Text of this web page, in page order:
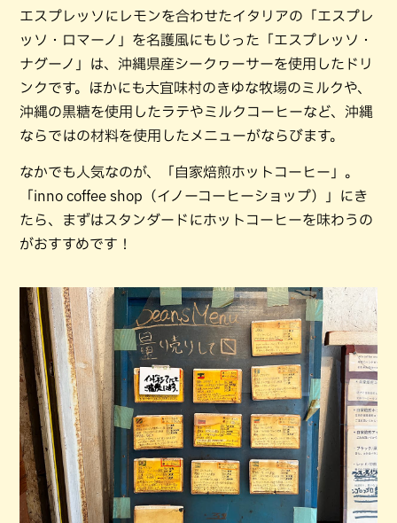
エスプレッソにレモンを合わせたイタリアの「エスプレ
ッソ・ロマーノ」を名護風にもじった「エスプレッソ・
ナグーノ」は、沖縄県産シークヮーサーを使用したドリ
ンクです。ほかにも大宜味村のきゆな牧場のミルクや、
沖縄の黒糖を使用したラテやミルクコーヒーなど、沖縄
ならではの材料を使用したメニューがならびます。
なかでも人気なのが、「自家焙煎ホットコーヒー」。
「inno coffee shop（イノーコーヒーショップ）」にき
たら、まずはスタンダードにホットコーヒーを味わうの
がおすすめです！